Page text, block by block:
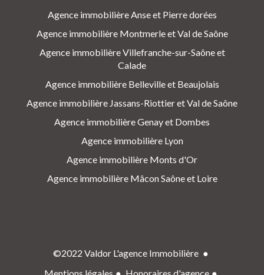
Agence immobilière Anse et Pierre dorées
Agence immobilière Montmerle et Val de Saône
Agence immobilière Villefranche-sur-Saône et
Calade
Agence immobilière Belleville et Beaujolais
Agence immobilière Jassans-Riottier et Val de Saône
Agence immobilière Genay et Dombes
Agence immobilière Lyon
Agence immobilière Monts d'Or
Agence immobilière Mâcon Saône et Loire
©2022 Valdor L'agence Immobilière